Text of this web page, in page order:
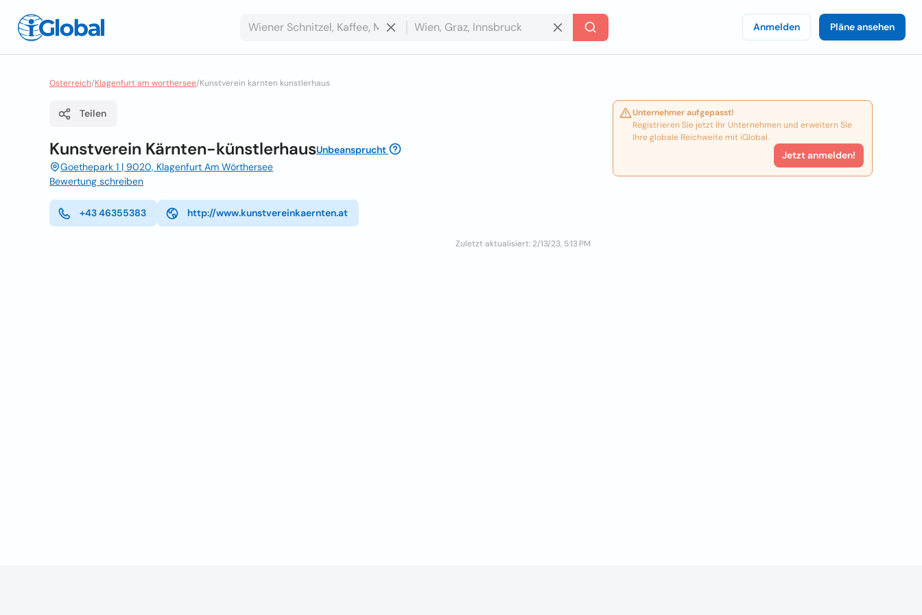
Anmelden Pläne ansehen
Osterreich/Klagenfurt am worthersee/Kunstverein karnten kunstlerhaus
Teilen
Kunstverein Kärnten-künstlerhausUnbeansprucht
Goethepark 1 | 9020, Klagenfurt Am Wörthersee
Bewertung schreiben
+43 46355383 http://www.kunstvereinkaernten.at
Zuletzt aktualisiert: 2/13/23, 5:13 PM
Unternehmer aufgepasst!
Registrieren Sie jetzt Ihr Unternehmen und erweitern Sie
Ihre globale Reichweite mit iGlobal.
Jetzt anmelden!